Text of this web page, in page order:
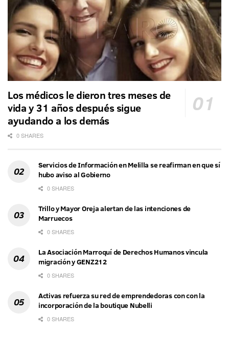
Los médicos le dieron tres meses de
vida y 31 años después sigue
ayudando a los demás
0 SHARES
Servicios de Información en Melilla se reafirman en que sí
hubo aviso al Gobierno
0 SHARES
Trillo y Mayor Oreja alertan de las intenciones de
Marruecos
0 SHARES
La Asociación Marroquí de Derechos Humanos vincula
migración y GENZ212
0 SHARES
Activas refuerza su red de emprendedoras con con la
incorporación de la boutique Nubelli
0 SHARES